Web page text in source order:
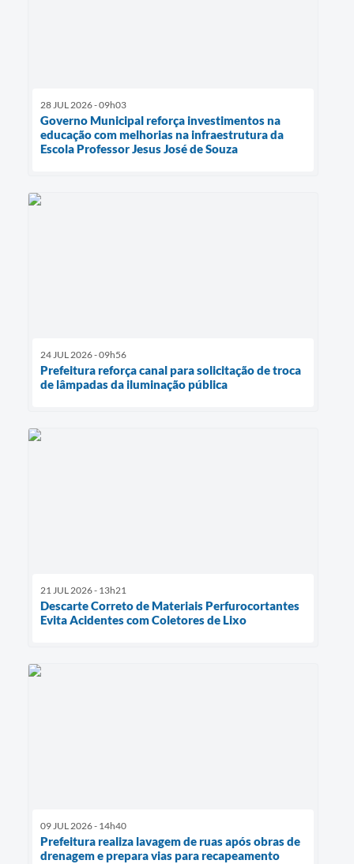
28 JUL 2026 - 09h03
Governo Municipal reforça investimentos na
educação com melhorias na infraestrutura da
Escola Professor Jesus José de Souza
24 JUL 2026 - 09h56
Prefeitura reforça canal para solicitação de troca
de lâmpadas da iluminação pública
21 JUL 2026 - 13h21
Descarte Correto de Materiais Perfurocortantes
Evita Acidentes com Coletores de Lixo
09 JUL 2026 - 14h40
Prefeitura realiza lavagem de ruas após obras de
drenagem e prepara vias para recapeamento